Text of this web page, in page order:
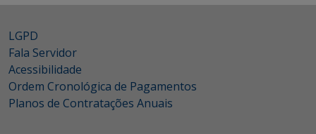
LGPD
Fala Servidor
Acessibilidade
Ordem Cronológica de Pagamentos
Planos de Contratações Anuais